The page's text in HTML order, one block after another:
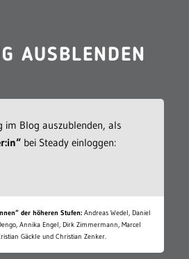
AUSBLENDEN
im Blog auszublenden, als
bei Steady einloggen:
der höheren Stufen: Andreas Wedel, Daniel
Annika Engel, Dirk Zimmermann, Marcel
Gäckle und Christian Zenker.